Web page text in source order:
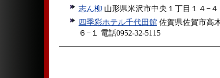
志ん柳 山形県米沢市中央１丁目１４−４
四季彩ホテル千代田館 佐賀県佐賀市高
６−１ 電話0952-32-5115